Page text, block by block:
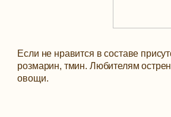
Если не нравится в составе
розмарин, тмин. Любителям
овощи.